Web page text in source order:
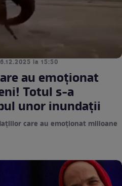
la 15:50
au emoționat
Totul s-a
unor inundații
care au emoționat milioane